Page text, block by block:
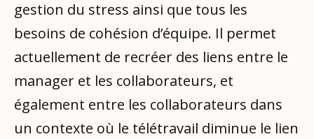
gestion du stress ainsi que tous les
besoins de cohésion d’équipe. Il permet
actuellement de recréer des liens entre le
manager et les collaborateurs, et
également entre les collaborateurs dans
un contexte où le télétravail diminue le lien